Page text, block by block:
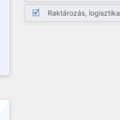
Raktározás, logisztika